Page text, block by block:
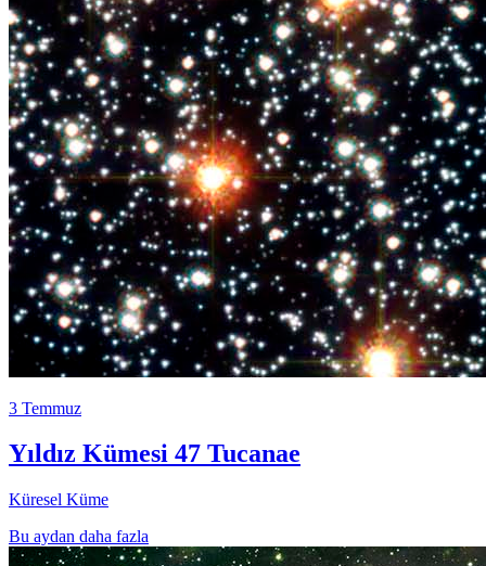
3 Temmuz
Yıldız Kümesi 47 Tucanae
Küresel Küme
Bu aydan daha fazla